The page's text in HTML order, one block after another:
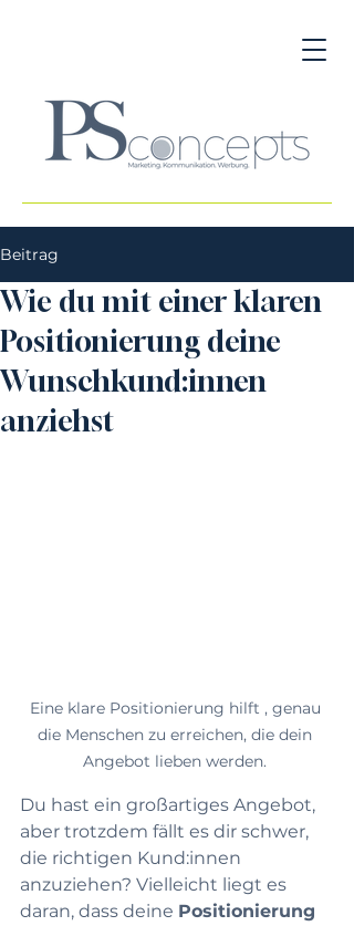
Beitrag
Wie du mit einer klaren
Positionierung deine
Wunschkund:innen
anziehst
Eine klare Positionierung hilft , genau
die Menschen zu erreichen, die dein
Angebot lieben werden.
Du hast ein großartiges Angebot,
aber trotzdem fällt es dir schwer,
die richtigen Kund:innen
anzuziehen? Vielleicht liegt es
daran, dass deine Positionierung